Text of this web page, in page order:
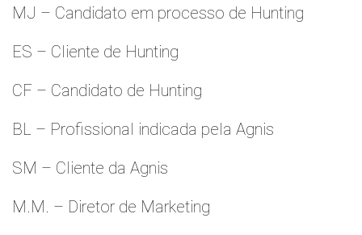
MJ – Candidato em processo de Hunting
ES – Cliente de Hunting
CF – Candidato de Hunting
BL – Profissional indicada pela Agnis
SM – Cliente da Agnis
M.M. – Diretor de Marketing